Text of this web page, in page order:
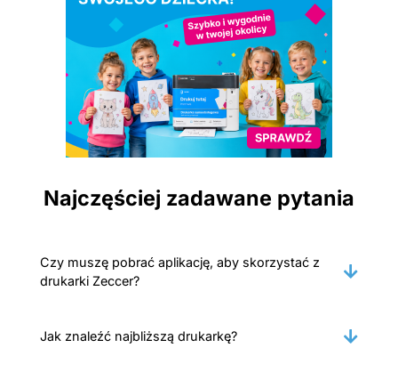
Najczęściej zadawane pytania
Czy muszę pobrać aplikację, aby skorzystać z
drukarki Zeccer?
Jak znaleźć najbliższą drukarkę?